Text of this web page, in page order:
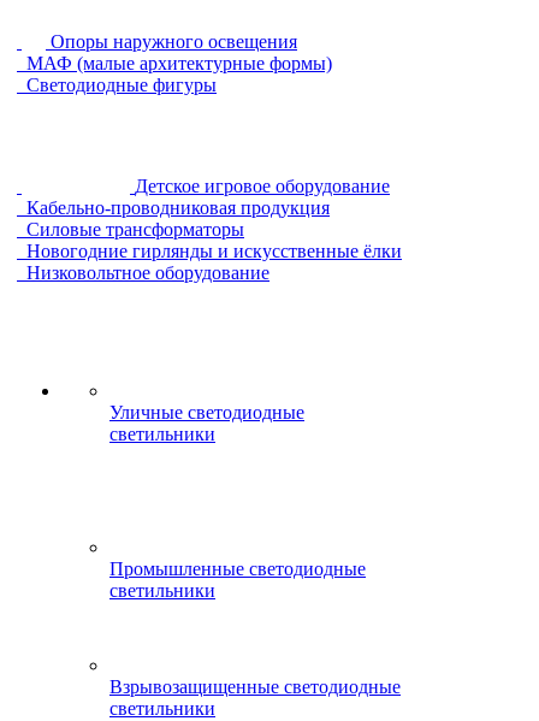
Опоры наружного освещения
МАФ (малые архитектурные формы)
Светодиодные фигуры
Детское игровое оборудование
Кабельно-проводниковая продукция
Силовые трансформаторы
Новогодние гирлянды и искусственные ёлки
Низковольтное оборудование
Уличные светодиодные
светильники
Промышленные светодиодные
светильники
Взрывозащищенные светодиодные
светильники